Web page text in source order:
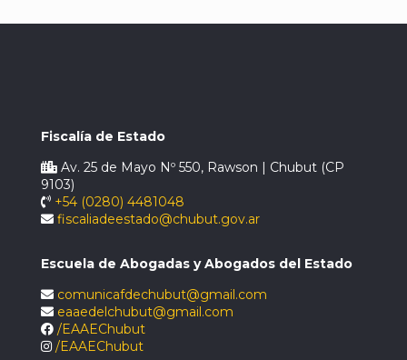
Fiscalía de Estado
Av. 25 de Mayo Nº 550, Rawson | Chubut (CP
9103)
+54 (0280) 4481048
fiscaliadeestado@chubut.gov.ar
Escuela de Abogadas y Abogados del Estado
comunicafdechubut@gmail.com
eaaedelchubut@gmail.com
/EAAEChubut
/EAAEChubut